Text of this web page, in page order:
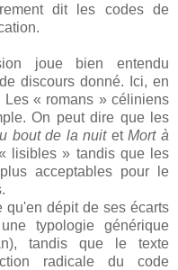
dit les codes de
joue bien entendu
discours donné. Ici, en
Les « romans » céliniens
On peut dire que les
bout de la nuit etMort à
lisibles » tandis que les
acceptables pour le
qu'en dépit de ses écarts
typologie générique
tandis que le texte
radicale du code